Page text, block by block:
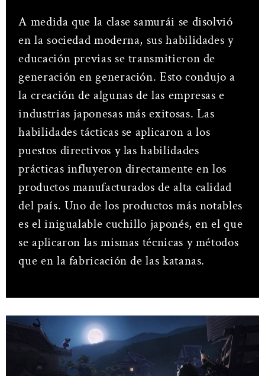
A medida que la clase samurái se disolvió
en la sociedad moderna, sus habilidades y
educación previas se transmitieron de
generación en generación. Esto condujo a
la creación de algunas de las empresas e
industrias japonesas más exitosas. Las
habilidades tácticas se aplicaron a los
puestos directivos y las habilidades
prácticas influyeron directamente en los
productos manufacturados de alta calidad
del país. Uno de los productos más notables
es el inigualable cuchillo japonés, en el que
se aplicaron las mismas técnicas y métodos
que en la fabricación de las katanas.